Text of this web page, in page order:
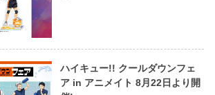
ハイキュー!! クールダウンフェ
ア in アニメイト 8月22日より開